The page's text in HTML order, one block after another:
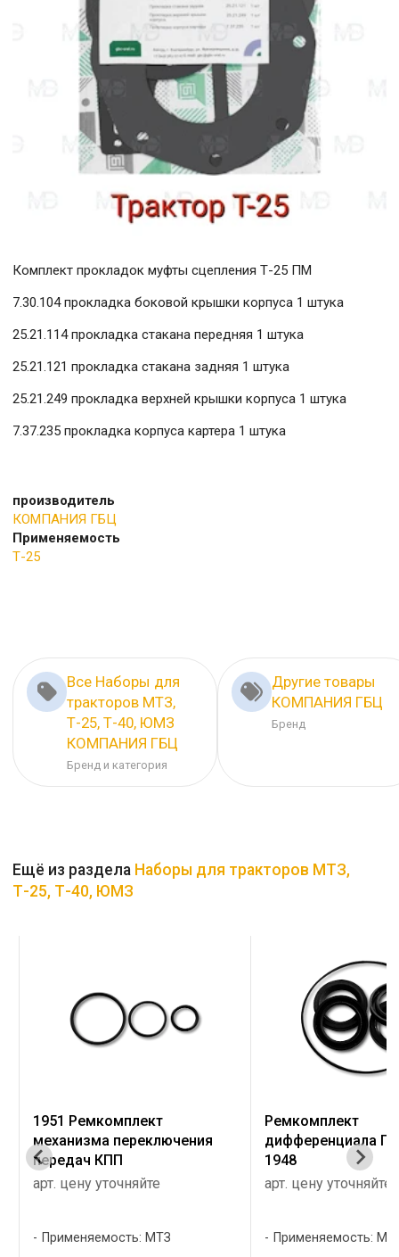
Комплект прокладок муфты сцепления Т-25 ПМ
7.30.104 прокладка боковой крышки корпуса 1 штука
25.21.114 прокладка стакана передняя 1 штука
25.21.121 прокладка стакана задняя 1 штука
25.21.249 прокладка верхней крышки корпуса 1 штука
7.37.235 прокладка корпуса картера 1 штука
производитель
КОМПАНИЯ ГБЦ
Применяемость
Т-25
Все Наборы для
тракторов МТЗ,
Т-25, Т-40, ЮМЗ
КОМПАНИЯ ГБЦ
Бренд и категория
Другие товары
КОМПАНИЯ ГБЦ
Бренд
Ещё из раздела Наборы для тракторов МТЗ,
Т-25, Т-40, ЮМЗ
1951 Ремкомплект
механизма переключения
передач КПП
арт. цену уточняйте
Применяемость: МТЗ
Ремкомплект
дифференциала
1948
арт. цену уточняйте
Применяемость: